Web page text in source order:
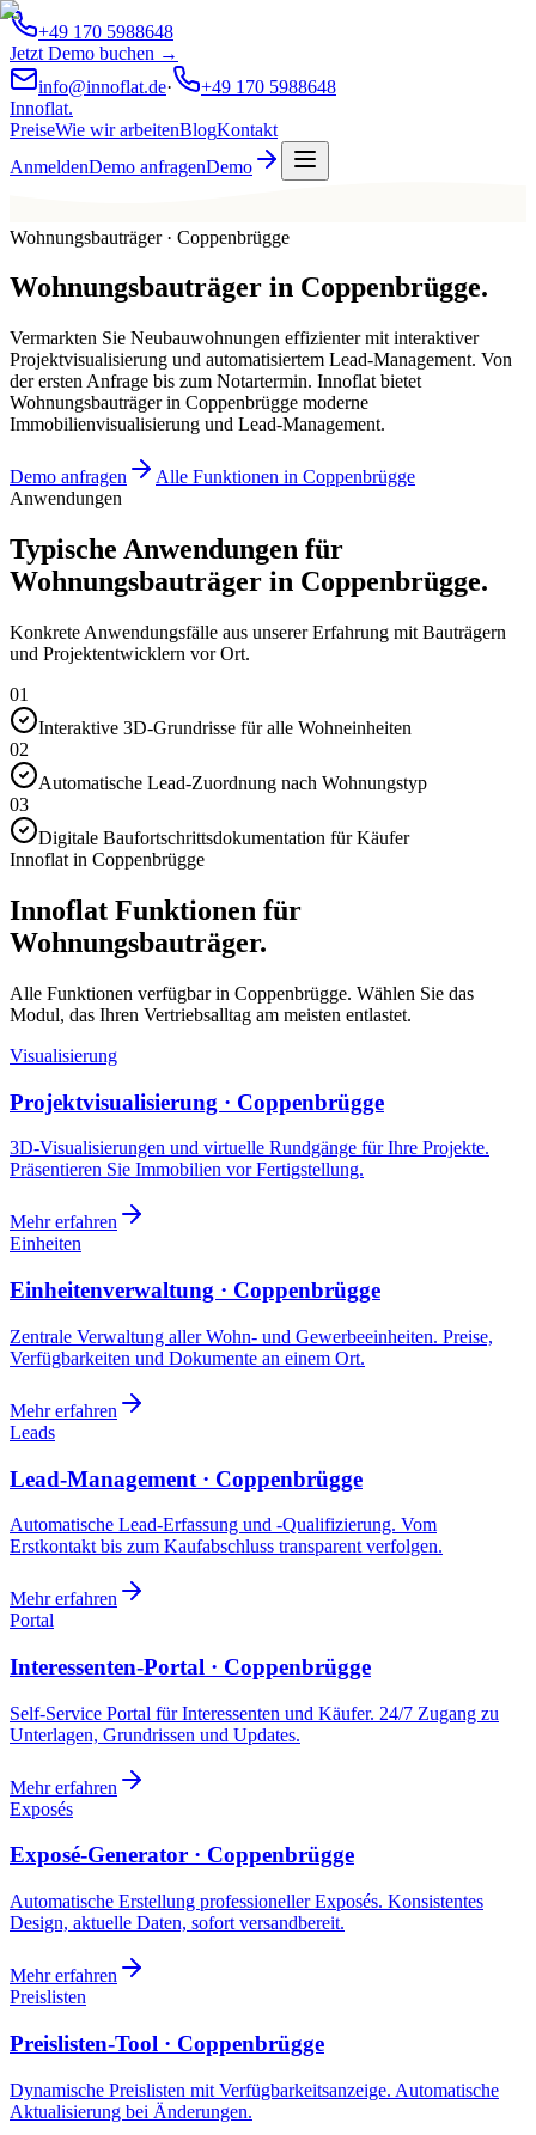
+49 170 5988648
Jetzt Demo buchen →
info@innoflat.de·
+49 170 5988648
Innoflat.
PreiseWie wir arbeitenBlogKontakt
AnmeldenDemo anfragenDemo
Wohnungsbauträger · Coppenbrügge
Wohnungsbauträger in Coppenbrügge.
Vermarkten Sie Neubauwohnungen effizienter mit interaktiver
Projektvisualisierung und automatisiertem Lead-Management. Von
der ersten Anfrage bis zum Notartermin. Innoflat bietet
Wohnungsbauträger in Coppenbrügge moderne
Immobilienvisualisierung und Lead-Management.
Demo anfragen
Alle Funktionen in Coppenbrügge
Anwendungen
Typische Anwendungen für
Wohnungsbauträger in Coppenbrügge.
Konkrete Anwendungsfälle aus unserer Erfahrung mit Bauträgern
und Projektentwicklern vor Ort.
01
Interaktive 3D-Grundrisse für alle Wohneinheiten
02
Automatische Lead-Zuordnung nach Wohnungstyp
03
Digitale Baufortschrittsdokumentation für Käufer
Innoflat in Coppenbrügge
Innoflat Funktionen für
Wohnungsbauträger.
Alle Funktionen verfügbar in Coppenbrügge. Wählen Sie das
Modul, das Ihren Vertriebsalltag am meisten entlastet.
Visualisierung
Projektvisualisierung · Coppenbrügge
3D-Visualisierungen und virtuelle Rundgänge für Ihre Projekte.
Präsentieren Sie Immobilien vor Fertigstellung.
Mehr erfahren
Einheiten
Einheitenverwaltung · Coppenbrügge
Zentrale Verwaltung aller Wohn- und Gewerbeeinheiten. Preise,
Verfügbarkeiten und Dokumente an einem Ort.
Mehr erfahren
Leads
Lead-Management · Coppenbrügge
Automatische Lead-Erfassung und -Qualifizierung. Vom
Erstkontakt bis zum Kaufabschluss transparent verfolgen.
Mehr erfahren
Portal
Interessenten-Portal · Coppenbrügge
Self-Service Portal für Interessenten und Käufer. 24/7 Zugang zu
Unterlagen, Grundrissen und Updates.
Mehr erfahren
Exposés
Exposé-Generator · Coppenbrügge
Automatische Erstellung professioneller Exposés. Konsistentes
Design, aktuelle Daten, sofort versandbereit.
Mehr erfahren
Preislisten
Preislisten-Tool · Coppenbrügge
Dynamische Preislisten mit Verfügbarkeitsanzeige. Automatische
Aktualisierung bei Änderungen.